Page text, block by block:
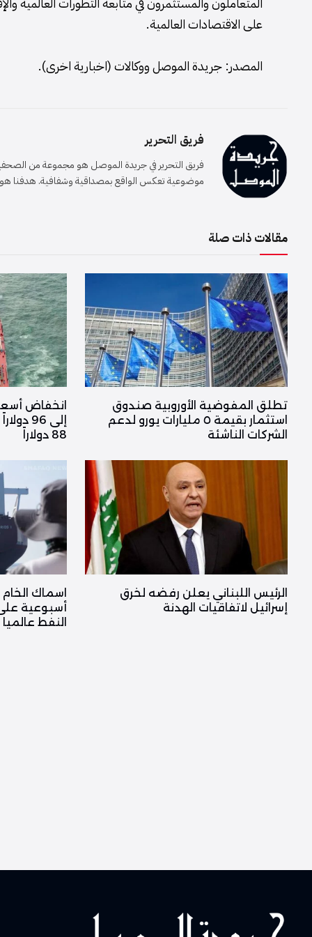
على الاقتصادات العالمية.
المصدر: جريدة الموصل ووكالات (اخبارية اخرى).
فريق التحرير
فريق التحرير في جريدة الموصل هو مجموعة من
موضوعية تعكس الواقع بمصداقية وشفافية. هدفنا هو
مقالات ذات صلة
تطلق المفوضية الأوروبية صندوق
استثمار بقيمة ٥ مليارات يورو لدعم
الشركات الناشئة
انخفاض
إلى 96
88 دولاراً
الرئيس اللبناني يعلن رفضه لخرق
إسرائيل لاتفاقيات الهدنة
اسماك
أسبوعية
النفط عالميا